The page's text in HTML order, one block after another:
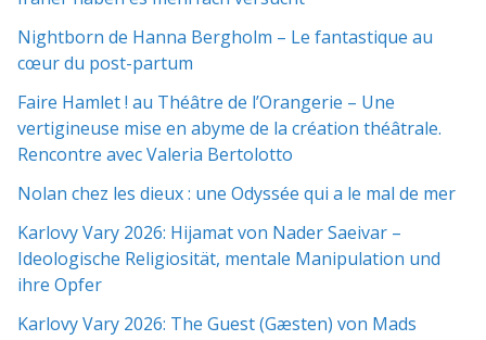
Nightborn de Hanna Bergholm – Le fantastique au
cœur du post-partum
Faire Hamlet ! au Théâtre de l’Orangerie – Une
vertigineuse mise en abyme de la création théâtrale.
Rencontre avec Valeria Bertolotto
Nolan chez les dieux : une Odyssée qui a le mal de mer
Karlovy Vary 2026: Hijamat von Nader Saeivar​​ –
Ideologische Religiosität, mentale Manipulation und
ihre Opfer
Karlovy Vary 2026: The Guest (Gæsten) von Mads